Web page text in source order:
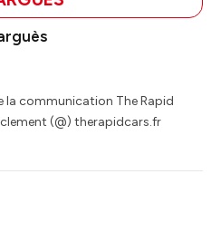
la communication The Rapid
(@) therapidcars.fr